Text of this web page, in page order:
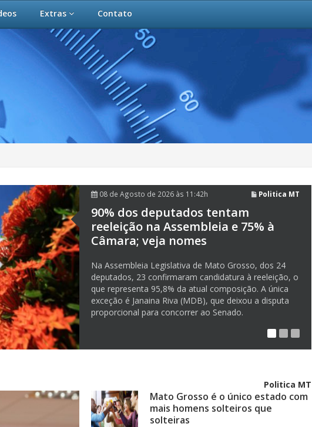
Extras Contato
08 de Agosto de 2026 às 11:42h Politica MT
90% dos deputados tentam
reeleição na Assembleia e 75% à
Câmara; veja nomes
Na Assembleia Legislativa de Mato Grosso, dos 24
deputados, 23 confirmaram candidatura à reeleição, o
que representa 95,8% da atual composição. A única
exceção é Janaina Riva (MDB), que deixou a disputa
proporcional para concorrer ao Senado.
Politica MT
Mato Grosso é o único estado com
mais homens solteiros que
solteiras